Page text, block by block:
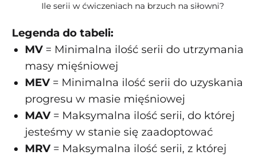
Ile serii w ćwiczeniach na brzuch na siłowni?
Legenda do tabeli:
MV= Minimalna ilość serii do utrzymania
masy mięśniowej
MEV= Minimalna ilość serii do uzyskania
progresu w masie mięśniowej
MAV = Maksymalna ilość serii, do której
jesteśmy w stanie się zaadoptować
MRV= Maksymalna ilość serii, z której